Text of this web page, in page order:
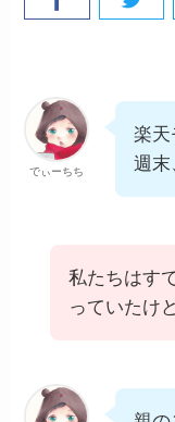
でぃーちち
楽
週末
私たちはす
っていたけ